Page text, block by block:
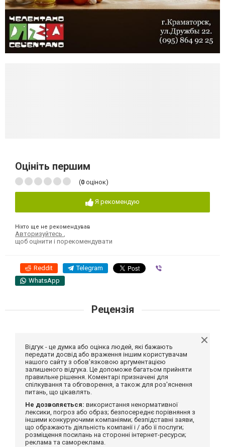
Оцініть першим
(0 оцінок)
Я рекомендую
Ніхто ще не рекомендував
Авторизуйтесь ,
щоб оцінити і порекомендувати
Reddit Telegram
WhatsApp
Рецензія
Відгук - це думка або оцінка людей, які бажають
передати досвід або враження іншим користувачам
нашого сайту з обов'язковою аргументацією
залишеного відгука. Це допоможе багатьом прийняти
правильне рішення. Коментарі призначені для
спілкування та обговорення, а також для роз'яснення
питань, що цікавлять.
Не дозволяється: використання ненормативної
лексики, погроз або образ; безпосереднє порівняння з
іншими конкуруючими компаніями; безпідставні заяви,
що ображають діяльність компанії і / або її послуги;
розміщення посилань на сторонні інтернет-ресурси;
реклама та самореклама.